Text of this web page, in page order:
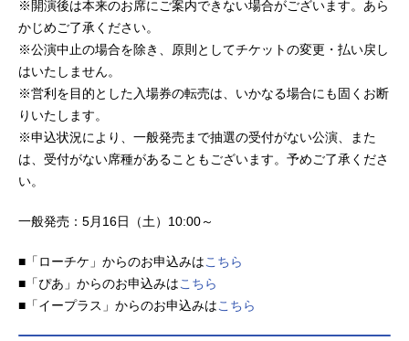
※開演後は本来のお席にご案内できない場合がございます。あら
かじめご了承ください。
※公演中止の場合を除き、原則としてチケットの変更・払い戻し
はいたしません。
※営利を目的とした入場券の転売は、いかなる場合にも固くお断
りいたします。
※申込状況により、一般発売まで抽選の受付がない公演、また
は、受付がない席種があることもございます。予めご了承くださ
い。
一般発売：5月16日（土）10:00～
■「ローチケ」からのお申込みはこちら
■「ぴあ」からのお申込みはこちら
■「イープラス」からのお申込みはこちら